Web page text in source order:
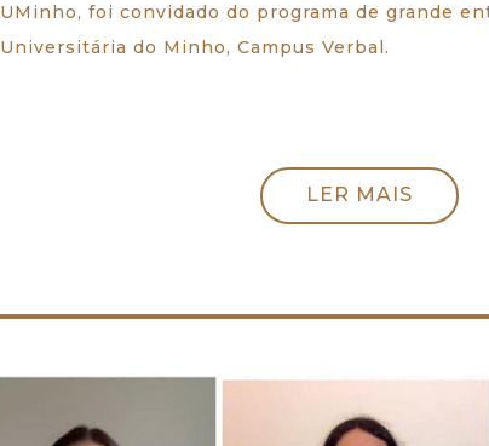
UMinho, foi convidado do programa de grande
Universitária do Minho, Campus Verbal.
LER MAIS